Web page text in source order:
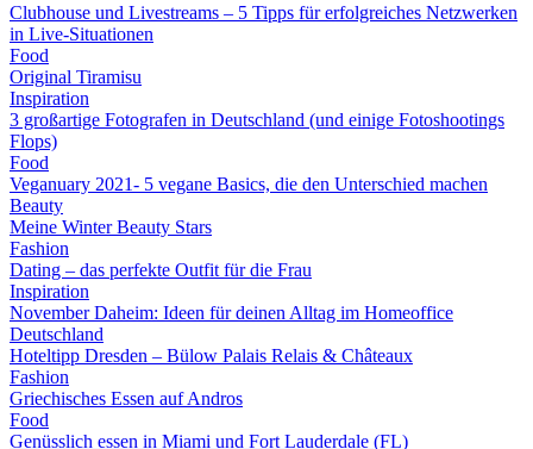
Clubhouse und Livestreams – 5 Tipps für erfolgreiches Netzwerken
in Live-Situationen
Food
Original Tiramisu
Inspiration
3 großartige Fotografen in Deutschland (und einige Fotoshootings
Flops)
Food
Veganuary 2021- 5 vegane Basics, die den Unterschied machen
Beauty
Meine Winter Beauty Stars
Fashion
Dating – das perfekte Outfit für die Frau
Inspiration
November Daheim: Ideen für deinen Alltag im Homeoffice
Deutschland
Hoteltipp Dresden – Bülow Palais Relais & Châteaux
Fashion
Griechisches Essen auf Andros
Food
Genüsslich essen in Miami und Fort Lauderdale (FL)